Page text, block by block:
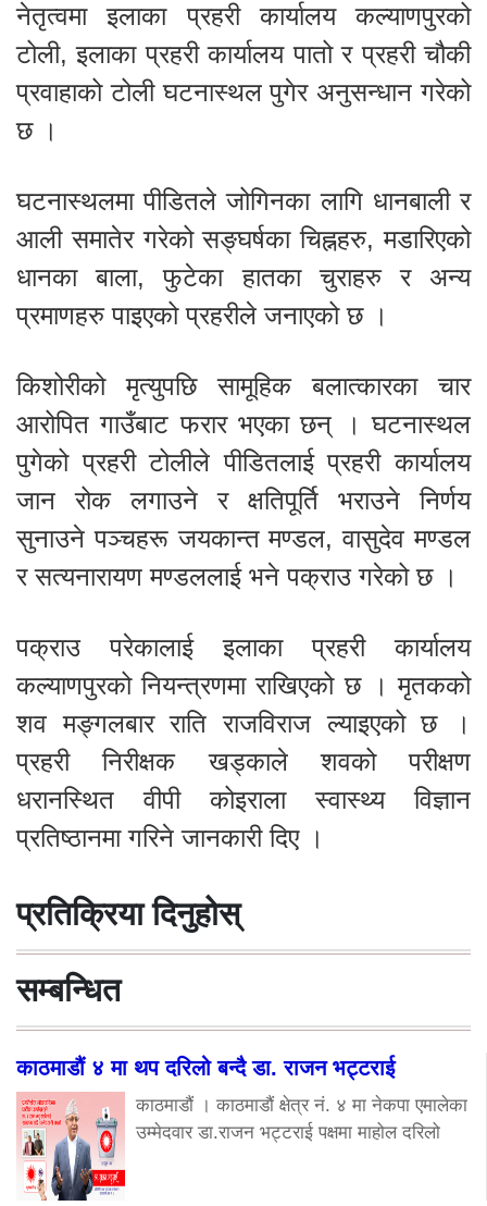
नेतृत्वमा इलाका प्रहरी कार्यालय कल्याणपुरको
टोली, इलाका प्रहरी कार्यालय पातो र प्रहरी चौकी
प्रवाहाको टोली घटनास्थल पुगेर अनुसन्धान गरेको
छ ।
घटनास्थलमा पीडितले जोगिनका लागि धानबाली र
आली समातेर गरेको सङ्घर्षका चिह्नहरु, मडारिएको
धानका बाला, फुटेका हातका चुराहरु र अन्य
प्रमाणहरु पाइएको प्रहरीले जनाएको छ ।
किशोरीको मृत्युपछि सामूहिक बलात्कारका चार
आरोपित गाउँबाट फरार भएका छन् । घटनास्थल
पुगेको प्रहरी टोलीले पीडितलाई प्रहरी कार्यालय
जान रोक लगाउने र क्षतिपूर्ति भराउने निर्णय
सुनाउने पञ्चहरू जयकान्त मण्डल, वासुदेव मण्डल
र सत्यनारायण मण्डललाई भने पक्राउ गरेको छ ।
पक्राउ परेकालाई इलाका प्रहरी कार्यालय
कल्याणपुरको नियन्त्रणमा राखिएको छ । मृतकको
शव मङ्गलबार राति राजविराज ल्याइएको छ ।
प्रहरी निरीक्षक खड्काले शवको परीक्षण
धरानस्थित वीपी कोइराला स्वास्थ्य विज्ञान
प्रतिष्ठानमा गरिने जानकारी दिए ।
प्रतिक्रिया दिनुहोस्
सम्बन्धित
काठमाडौं ४ मा थप दरिलो बन्दै डा. राजन भट्टराई
काठमाडौं । काठमाडौं क्षेत्र नं. ४ मा नेकपा एमालेका
उम्मेदवार डा.राजन भट्टराई पक्षमा माहोल दरिलो